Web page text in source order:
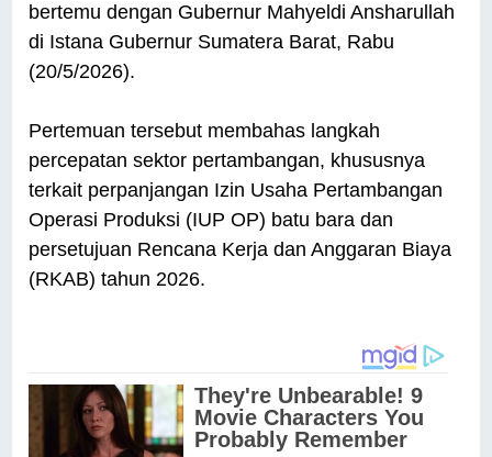
bertemu dengan Gubernur Mahyeldi Ansharullah
di Istana Gubernur Sumatera Barat, Rabu
(20/5/2026).
Pertemuan tersebut membahas langkah
percepatan sektor pertambangan, khususnya
terkait perpanjangan Izin Usaha Pertambangan
Operasi Produksi (IUP OP) batu bara dan
persetujuan Rencana Kerja dan Anggaran Biaya
(RKAB) tahun 2026.